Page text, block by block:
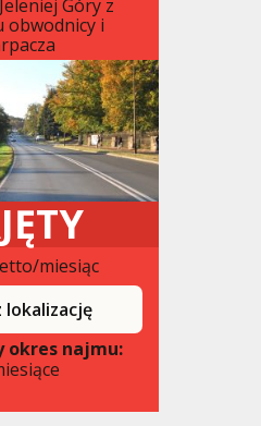
Góry z
obwodnicy i
miesiąc
lokalizację
okres najmu: